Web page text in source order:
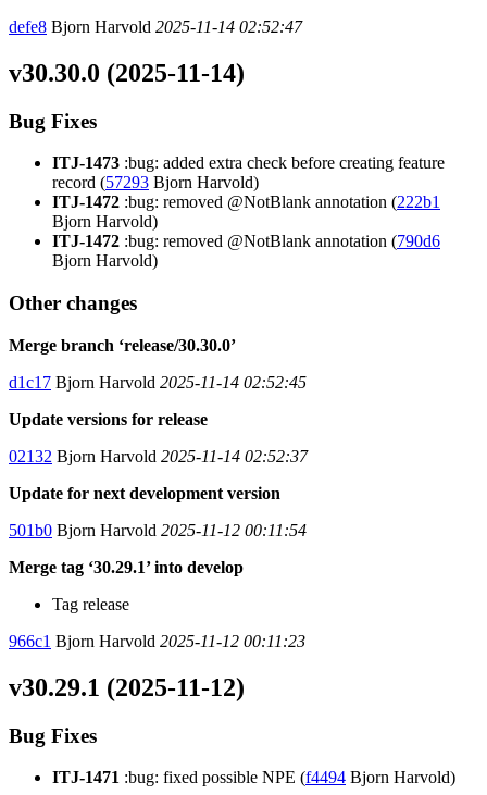
defe8 Bjorn Harvold 2025-11-14 02:52:47
v30.30.0 (2025-11-14)
Bug Fixes
ITJ-1473 :bug: added extra check before creating feature
record (57293 Bjorn Harvold)
ITJ-1472 :bug: removed @NotBlank annotation (222b1
Bjorn Harvold)
ITJ-1472 :bug: removed @NotBlank annotation (790d6
Bjorn Harvold)
Other changes
Merge branch ‘release/30.30.0’
d1c17 Bjorn Harvold 2025-11-14 02:52:45
Update versions for release
02132 Bjorn Harvold 2025-11-14 02:52:37
Update for next development version
501b0 Bjorn Harvold 2025-11-12 00:11:54
Merge tag ‘30.29.1’ into develop
Tag release
966c1 Bjorn Harvold 2025-11-12 00:11:23
v30.29.1 (2025-11-12)
Bug Fixes
ITJ-1471 :bug: fixed possible NPE (f4494 Bjorn Harvold)